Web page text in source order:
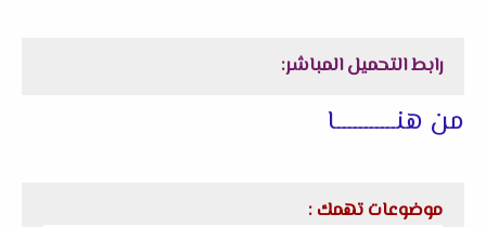
رابط التحميل المباشر:
من هنـــــــــــا
موضوعات تهمك :